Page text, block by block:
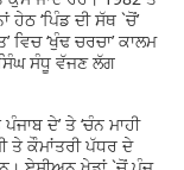
ਹੇਠ ‘ਪਿੰਡ ਦੀ ਸੱਥ `ਚੋਂ’
ਵਿਚ ‘ਖੁੰਢ ਚਰਚਾ’ ਕਾਲਮ
ਸਿੰਘ ਸੰਧੂ ਵੱਜਣ ਲੱਗ
ਦੇ’ ਤੇ ‘ਚੰਨ ਮਾਹੀ
ਤੇ ਕੌਮਾਂਤਰੀ ਪੱਧਰ ਦੇ